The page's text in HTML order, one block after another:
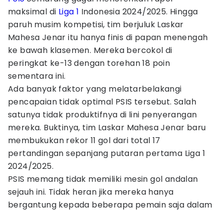
maksimal di Liga 1 Indonesia 2024/2025. Hingga
paruh musim kompetisi, tim berjuluk Laskar
Mahesa Jenar itu hanya finis di papan menengah
ke bawah klasemen. Mereka bercokol di
peringkat ke-13 dengan torehan 18 poin
sementara ini.
Ada banyak faktor yang melatarbelakangi
pencapaian tidak optimal PSIS tersebut. Salah
satunya tidak produktifnya di lini penyerangan
mereka. Buktinya, tim Laskar Mahesa Jenar baru
membukukan rekor 11 gol dari total 17
pertandingan sepanjang putaran pertama Liga 1
2024/2025.
PSIS memang tidak memiliki mesin gol andalan
sejauh ini. Tidak heran jika mereka hanya
bergantung kepada beberapa pemain saja dalam